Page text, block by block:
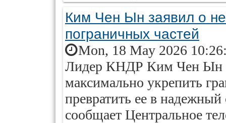
Ким Чен Ын заявил о
пограничных частей
Mon, 18 May 2026
Лидер КНДР Ким Чен Ын
максимально укрепить
превратить ее в
сообщает Центральное